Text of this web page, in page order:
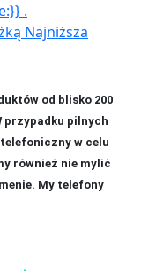
.
Najniższa
od blisko 200
przypadku pilnych
w celu
również nie mylić
My telefony